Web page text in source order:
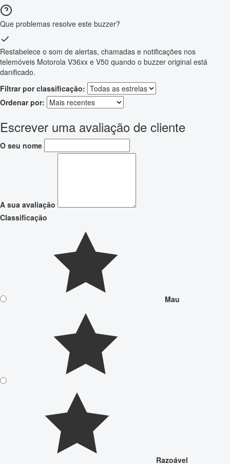
Que problemas resolve este buzzer?
Restabelece o som de alertas, chamadas e notificações nos
telemóveis Motorola V36xx e V50 quando o buzzer original está
danificado.
Filtrar por classificação:
Ordenar por:
Escrever uma avaliação de cliente
O seu nome
A sua avaliação
Classificação
Mau
Razoável